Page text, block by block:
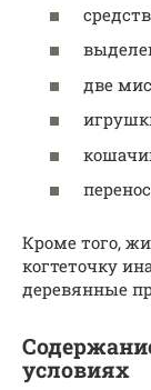
две
Кроме того,
когтеточку
деревянные
условиях